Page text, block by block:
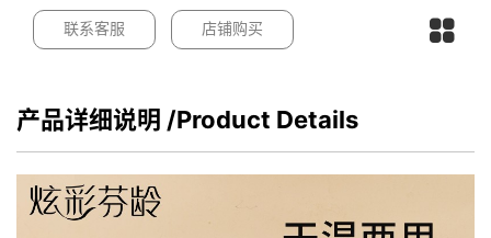
联系客服 店铺购买
产品详细说明 /Product Details